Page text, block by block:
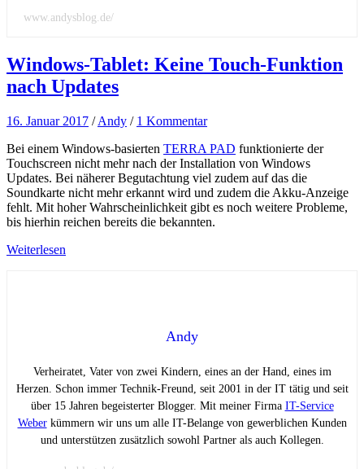
www.andysblog.de/
Windows-Tablet: Keine Touch-Funktion
nach Updates
16. Januar 2017 /Andy / 1 Kommentar
Bei einem Windows-basierten TERRA PAD funktionierte der
Touchscreen nicht mehr nach der Installation von Windows
Updates. Bei näherer Begutachtung viel zudem auf das die
Soundkarte nicht mehr erkannt wird und zudem die Akku-Anzeige
fehlt. Mit hoher Wahrscheinlichkeit gibt es noch weitere Probleme,
bis hierhin reichen bereits die bekannten.
Weiterlesen
Andy
Verheiratet, Vater von zwei Kindern, eines an der Hand, eines im
Herzen. Schon immer Technik-Freund, seit 2001 in der IT tätig und seit
über 15 Jahren begeisterter Blogger. Mit meiner Firma IT-Service
Weberkümmern wir uns um alle IT-Belange von gewerblichen Kunden
und unterstützen zusätzlich sowohl Partner als auch Kollegen.